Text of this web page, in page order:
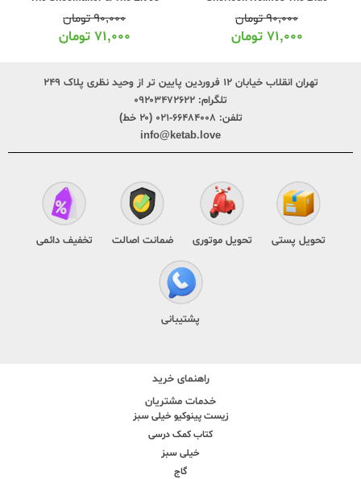
Diamond۹۰,۰۰۰تومان
۷۱,۰۰۰ تومان
۹۰,۰۰۰تومان
۷۱,۰۰۰ تومان
تهران انقلاب خیابان ۱۲ فروردین پایین تر از وحید نظری پلاک ۲۴۹
تلگرام: ۰۹۲۰۳۴۷۲۶۲۲
تلفن: ۶۶۴۸۴۰۰۸-۰۲۱ (۲۰ خط)
info@ketab.love
تحویل پستی تحویل موتوری ضمانت اصالت تخفیف دائمی
پشتیبانی
راهنمای خرید
خدمات مشتریان
زیست پینوکیو خیلی سبز
کتاب کمک درسی
خیلی سبز
گاج